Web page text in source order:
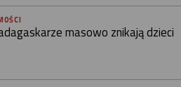
masowo znikają dzieci